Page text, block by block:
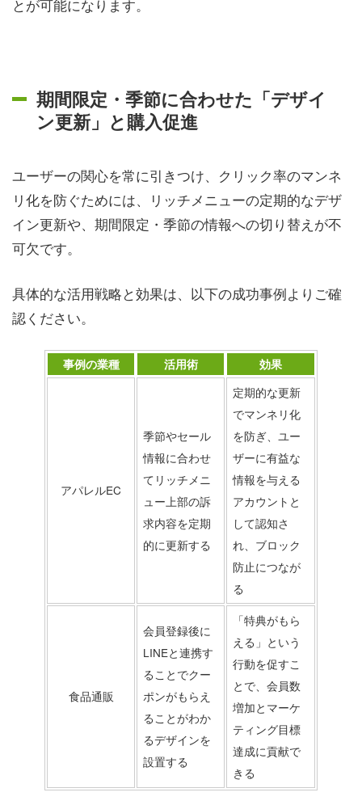
とが可能になります。
期間限定・季節に合わせた「デザイ
ン更新」と購入促進
ユーザーの関心を常に引きつけ、クリック率のマンネ
リ化を防ぐためには、リッチメニューの定期的なデザ
イン更新や、期間限定・季節の情報への切り替えが不
可欠です。
具体的な活用戦略と効果は、以下の成功事例よりご確
認ください。
事例の業種 活用術 効果
アパレルEC
季節やセール
情報に合わせ
てリッチメニ
ュー上部の訴
求内容を定期
的に更新する
定期的な更新
でマンネリ化
を防ぎ、ユー
ザーに有益な
情報を与える
アカウントと
して認知さ
れ、ブロック
防止につなが
る
食品通販
会員登録後に
LINEと連携す
ることでクー
ポンがもらえ
ることがわか
るデザインを
設置する
「特典がもら
える」という
行動を促すこ
とで、会員数
増加とマーケ
ティング目標
達成に貢献で
きる